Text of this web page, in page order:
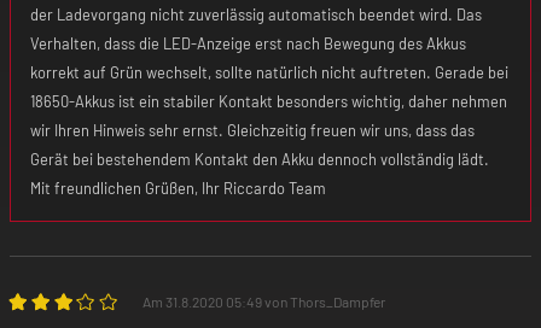
der Ladevorgang nicht zuverlässig automatisch beendet wird. Das
Verhalten, dass die LED-Anzeige erst nach Bewegung des Akkus
korrekt auf Grün wechselt, sollte natürlich nicht auftreten. Gerade bei
18650-Akkus ist ein stabiler Kontakt besonders wichtig, daher nehmen
wir Ihren Hinweis sehr ernst. Gleichzeitig freuen wir uns, dass das
Gerät bei bestehendem Kontakt den Akku dennoch vollständig lädt.
Mit freundlichen Grüßen, Ihr Riccardo Team
Am 31.8.2020 05:49 von Thors_Dampfer